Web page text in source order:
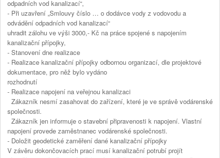
odpadních vod kanalizací“,
- Při uzavření „Smlouvy číslo … o dodávce vody z vodovodu a
odvádění odpadních vod kanalizací“
uhradit zálohu ve výši 3000,- Kč na práce spojené s napojením
kanalizační přípojky,
- Stanovení dne realizace
- Realizace kanalizační přípojky odbornou organizací, dle projektové
dokumentace, pro něž bylo vydáno
rozhodnutí
- Realizace napojení na veřejnou kanalizaci
Zákazník nesmí zasahovat do zařízení, které je ve správě vodárenské
společnosti.
Zákazník jen informuje o stavební připravenosti k napojení. Vlastní
napojení provede zaměstnanec vodárenské společnosti.
- Doložit geodetické zaměření dané kanalizační přípojky
V závěru dokončovacích prací musí kanalizační potrubí projít